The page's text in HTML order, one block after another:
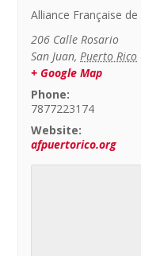
Alliance Française
206 Calle Rosario
San Juan, Puerto Rico
+ Google Map
Phone:
7877223174
Website:
afpuertorico.org